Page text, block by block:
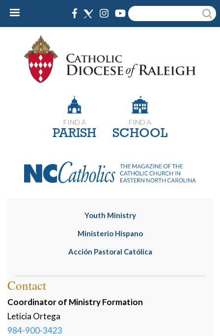
Skip
content
Search
FIND A
PARISH
FIND A
SCHOOL
Youth Ministry
Ministerio Hispano
Acción Pastoral Católica
Contact
Coordinator of Ministry Formation
Leticia Ortega
984-900-3423